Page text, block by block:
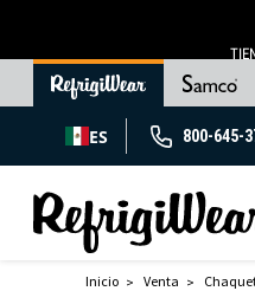
ES 800-645-
Inicio Venta